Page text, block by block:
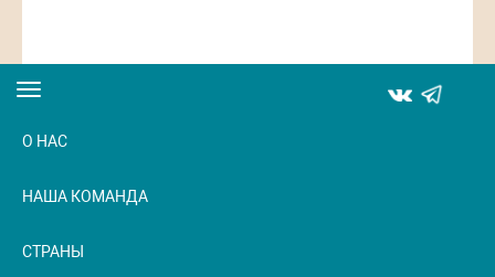
Toggle
О НАС
НАША КОМАНДА
СТРАНЫ